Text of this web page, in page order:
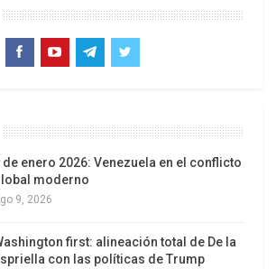
han sido arrojadas a la
(https://bit.ly/3Jwtqm2
lejos de alcanzar
tenemos que poner a la gente en el
estrategia para aumentar el
en cada lugar del planeta.
de enero 2026: Venezuela en el conflicto
moderno
9, 2026
first: alineación total de De la
con las políticas de Trump